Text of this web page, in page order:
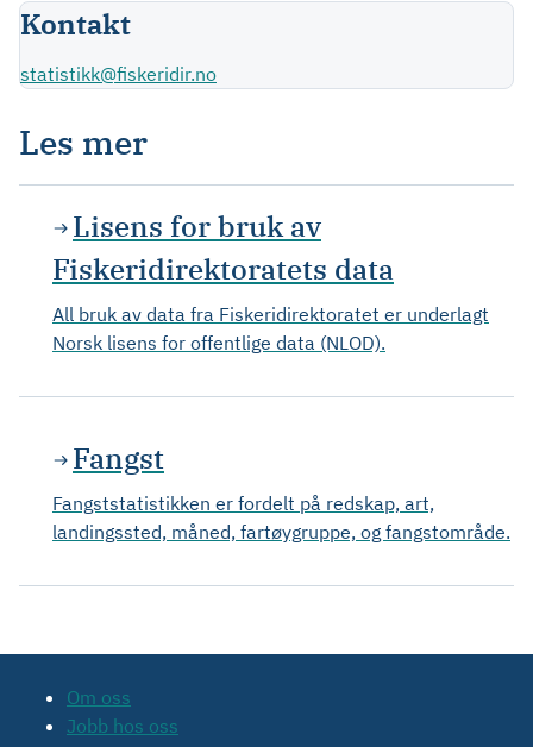
Kontakt
statistikk@fiskeridir.no
Les mer
Lisens for bruk av
Fiskeridirektoratets data
All bruk av data fra Fiskeridirektoratet er underlagt
Norsk lisens for offentlige data (NLOD).
Fangst
Fangststatistikken er fordelt på redskap, art,
landingssted, måned, fartøygruppe, og fangstområde.
Om oss
Jobb hos oss